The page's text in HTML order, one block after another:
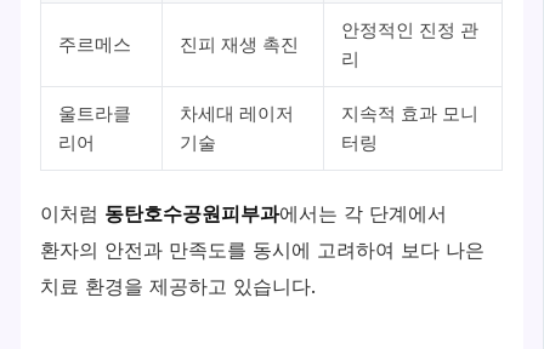
주르메스 진피 재생 촉진
안정적인 진정 관
리
울트라클
리어
차세대 레이저
기술
지속적 효과 모니
터링
이처럼 동탄호수공원피부과에서는 각 단계에서
환자의 안전과 만족도를 동시에 고려하여 보다 나은
치료 환경을 제공하고 있습니다.